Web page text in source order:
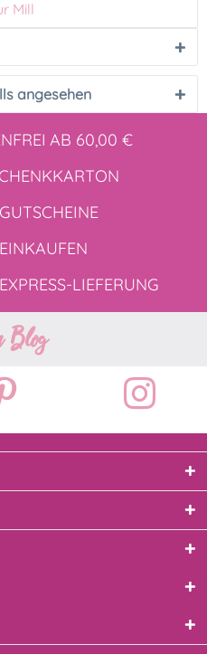
Mill
angesehen
AB 60,00 €
GUTSCHEINE
EINKAUFEN
EXPRESS-LIEFERUNG